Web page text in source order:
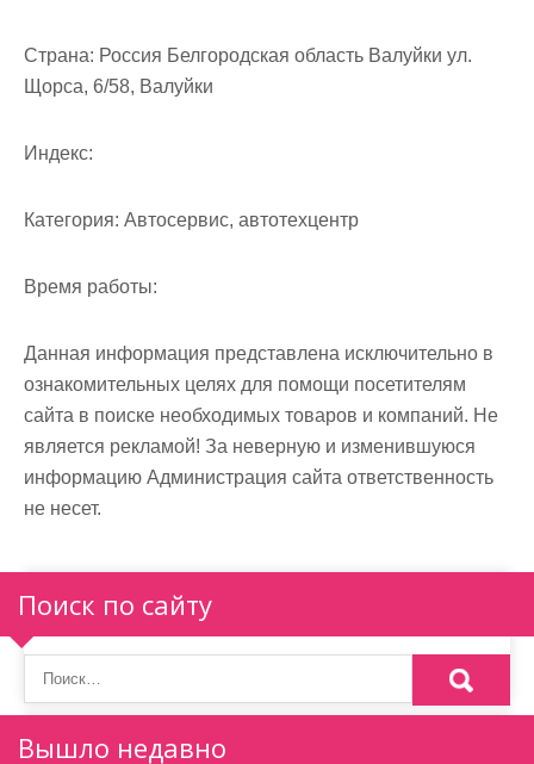
Страна: Россия Белгородская область Валуйки ул.
Щорса, 6/58, Валуйки
Индекс:
Категория: Автосервис, автотехцентр
Время работы:
Данная информация представлена исключительно в
ознакомительных целях для помощи посетителям
сайта в поиске необходимых товаров и компаний. Не
является рекламой! За неверную и изменившуюся
информацию Администрация сайта ответственность
не несет.
Поиск по сайту
Вышло недавно